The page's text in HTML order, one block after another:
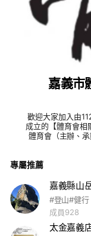
嘉義市
歡迎大家加入由
成立的【體育會相
體育會（主辦、
專屬推薦
嘉義縣山
#登山#健行
成員928
太金嘉義